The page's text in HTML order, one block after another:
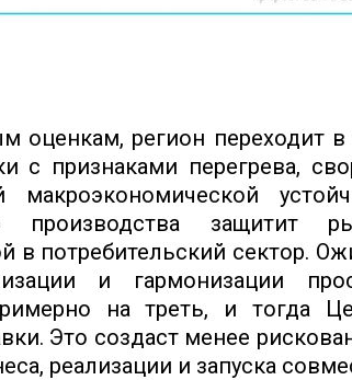
оценкам, регион переходит в
с признаками перегрева,
макроэкономической
производства защитит
в потребительский сектор.
и гармонизации
на треть, и тогда
Это создаст менее
реализации и запуска